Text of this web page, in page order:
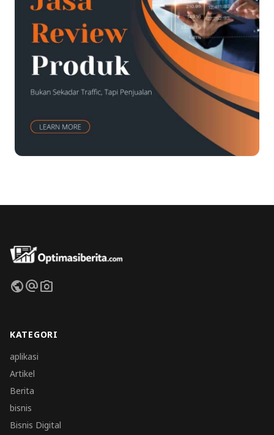
publicalternate_emailphoto_camera
KATEGORI
aplikasi
Artikel
Berita
bisnis
Bisnis Digital